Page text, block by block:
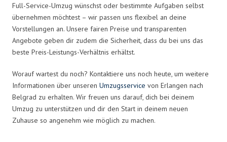
Full-Service-Umzug wünschst oder bestimmte Aufgaben selbst
übernehmen möchtest – wir passen uns flexibel an deine
Vorstellungen an. Unsere fairen Preise und transparenten
Angebote geben dir zudem die Sicherheit, dass du bei uns das
beste Preis-Leistungs-Verhältnis erhältst.
Worauf wartest du noch? Kontaktiere uns noch heute, um weitere
Informationen über unseren Umzugsservice von Erlangen nach
Belgrad zu erhalten. Wir freuen uns darauf, dich bei deinem
Umzug zu unterstützen und dir den Start in deinem neuen
Zuhause so angenehm wie möglich zu machen.